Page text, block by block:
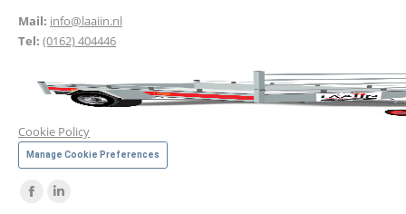
Mail: info@laaiin.nl
Tel: (0162) 404446
Cookie Policy
Manage Cookie Preferences
Vind ons op:
Facebook